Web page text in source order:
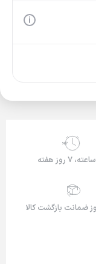
24/7
ضمانت بازگشت کالا